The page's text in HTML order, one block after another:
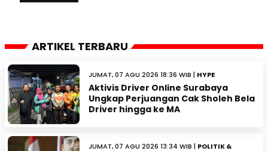
ARTIKEL TERBARU
JUMAT, 07 AGU 2026 18:36 WIB | HYPE
Aktivis Driver Online Surabaya
Ungkap Perjuangan Cak Sholeh Bela
Driver hingga ke MA
JUMAT, 07 AGU 2026 13:34 WIB | POLITIK &